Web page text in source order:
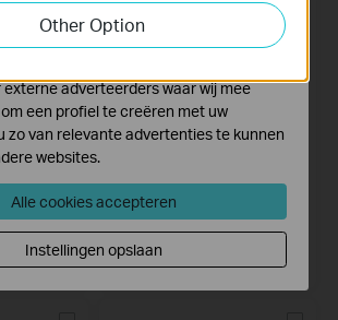
ethernet
UC400
SuperSpeed 3.0 USB-C naar USB-
A-adapter
Other Option
de website aan te passen en te
adverteerders waar wij mee
een profiel te creëren met uw
zo van relevante advertenties te kunnen
websites.
Alle cookies accepteren
Instellingen opslaan